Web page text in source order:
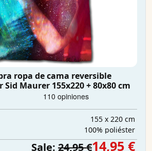
ropa de cama reversible
Maurer 155x220 + 80x80 cm
155 x 220 cm
100% poliéster
Sale: 24,95 €14,95 €